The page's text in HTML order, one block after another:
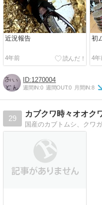
近況報告
4年前
初
4年
1270004
週間IN:0 週間OUT:0 月間IN:8
29
カブクワ時々オオク